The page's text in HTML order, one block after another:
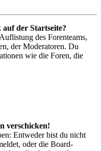
der Startseite?
des Forenteams,
der Moderatoren. Du
wie die Foren, die
verschicken!
Entweder bist du nicht
oder die Board-